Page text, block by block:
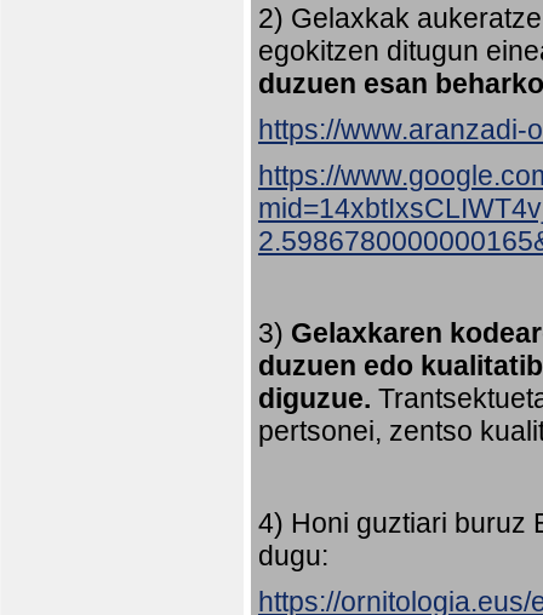
2) Gelaxkak
egokitzen ditugun
duzuen esan
https://www.aranzadi-
https://
3) Gelaxkaren
duzuen edo
diguzue.
pertsonei, zentso
4) Honi guztiari buruz
dugu:
https://